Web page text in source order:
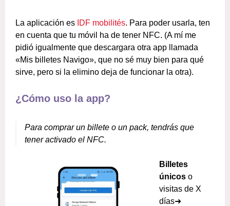
La aplicación es IDF mobilités. Para poder usarla, ten
en cuenta que tu móvil ha de tener NFC. (A mí me
pidió igualmente que descargara otra app llamada
«Mis billetes Navigo», que no sé muy bien para qué
sirve, pero si la elimino deja de funcionar la otra).
¿Cómo uso la app?
Para comprar un billete o un pack, tendrás que
tener activado el NFC.
Billetes
únicoso
visitas de X
días➜